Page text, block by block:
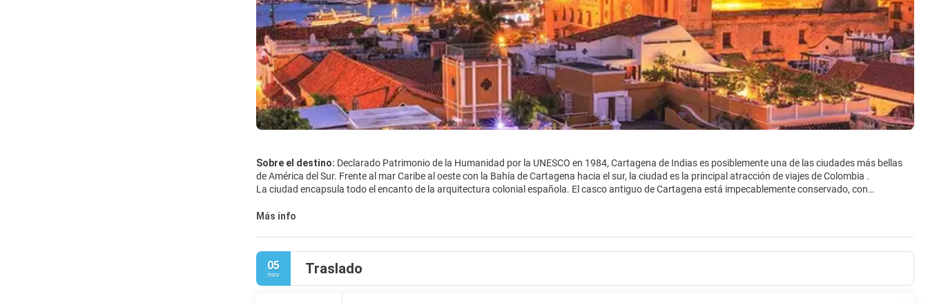
Sobre el destino: Declarado Patrimonio de la Humanidad por la UNESCO en 1984, Cartagena de Indias es posiblemente una de las ciudades más bellas
de América del Sur. Frente al mar Caribe al oeste con la Bahía de Cartagena hacia el sur, la ciudad es la principal atracción de viajes de Colombia .
La ciudad encapsula todo el encanto de la arquitectura colonial española. El casco antiguo de Cartagena está impecablemente conservado, con
un paseo a lo largo de un laberinto de callejuelas empedradas encantador y admirar los edificios coloniales españoles como el Palacio de la Inquisición, el
Cartagena ofrece todo el encanto de su historia y es considerado uno de los mayores tesoros culturales en las Américas.
Más info
05
nov Traslado